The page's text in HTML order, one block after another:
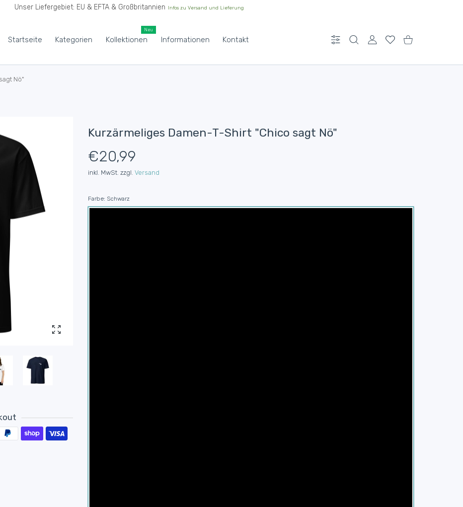
Unser Liefergebiet: EU & EFTA & Großbritannien Infos zu Versand und Lieferung
Startseite Kategorien Kollektionen
Neu
Informationen Kontakt Einstellungen BENUTZERKONTO
WunschlisteEinkaufswagen
Nö"
Foto vergrößern
Kurzärmeliges Damen-T-Shirt "Chico sagt Nö"
€20,99
inkl. MwSt. zzgl. Versand
Farbe: Schwarz